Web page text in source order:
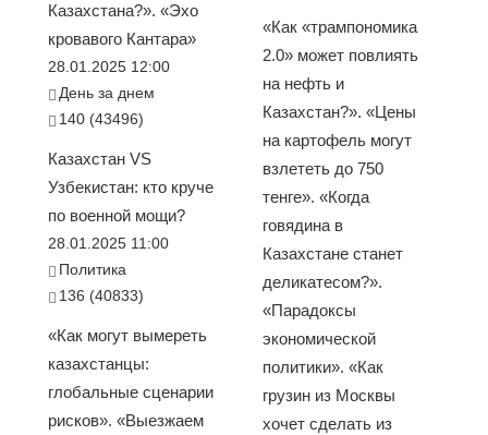
Казахстана?». «Эхо
кровавого Кантара»
28.01.2025 12:00
День за днем
140 (43496)
Казахстан VS
Узбекистан: кто круче
по военной мощи?
28.01.2025 11:00
Политика
136 (40833)
«Как могут вымереть
казахстанцы:
глобальные сценарии
рисков». «Выезжаем
«Как «трампономика
2.0» может повлиять
на нефть и
Казахстан?». «Цены
на картофель могут
взлететь до 750
тенге». «Когда
говядина в
Казахстане станет
деликатесом?».
«Парадоксы
экономической
политики». «Как
грузин из Москвы
хочет сделать из